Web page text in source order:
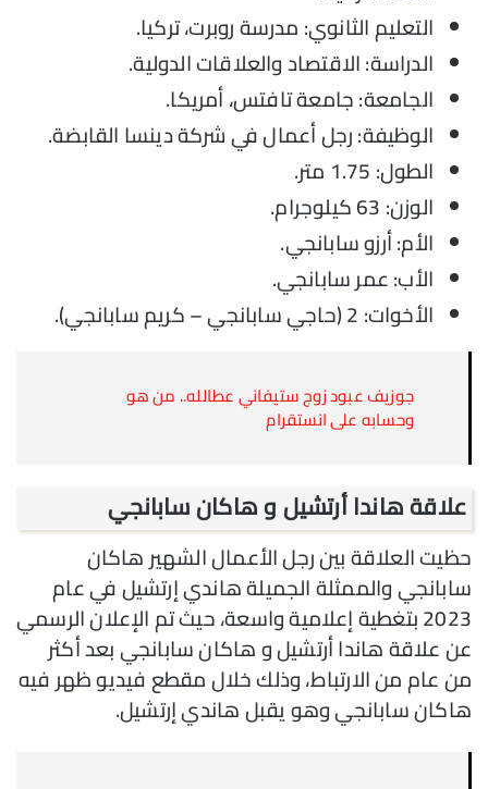
التعليم الثانوي: مدرسة روبرت، تركيا.
الدراسة: الاقتصاد والعلاقات الدولية.
الجامعة: جامعة تافتس، أمريكا.
الوظيفة: رجل أعمال في شركة دينسا القابضة.
الطول: 1.75 متر.
الوزن: 63 كيلوجرام.
الأم: أرزو سابانجي.
الأب: عمر سابانجي.
الأخوات: 2 (حاجي سابانجي – كريم سابانجي).
جوزيف عبود زوج ستيفاني عطالله.. من هو
وحسابه على انستقرام
علاقة هاندا أرتشيل و هاكان سابانجي
حظيت العلاقة بين رجل الأعمال الشهير هاكان
سابانجي والممثلة الجميلة هاندي إرتشيل في عام
2023 بتغطية إعلامية واسعة، حيث تم الإعلان الرسمي
عن علاقة هاندا أرتشيل و هاكان سابانجي بعد أكثر
من عام من الارتباط، وذلك خلال مقطع فيديو ظهر فيه
هاكان سابانجي وهو يقبل هاندي إرتشيل.